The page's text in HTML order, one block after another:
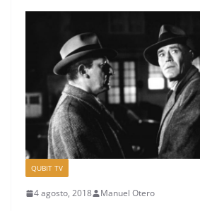
QUBIT TV
4 agosto, 2018 Manuel Otero